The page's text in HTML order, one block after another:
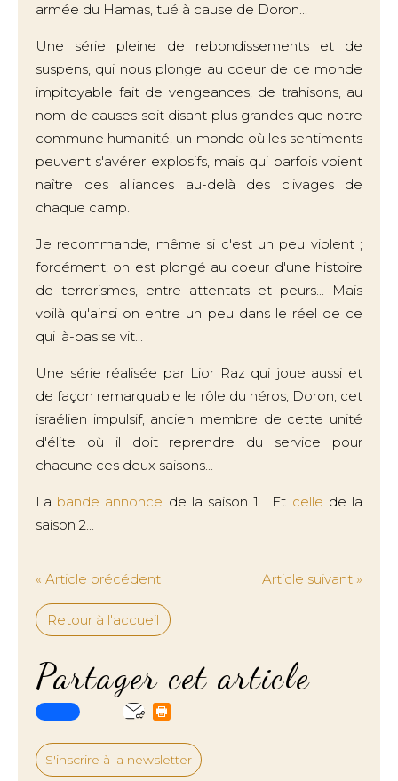
armée du Hamas, tué à cause de Doron...
Une série pleine de rebondissements et de
suspens, qui nous plonge au coeur de ce monde
impitoyable fait de vengeances, de trahisons, au
nom de causes soit disant plus grandes que notre
commune humanité, un monde où les sentiments
peuvent s'avérer explosifs, mais qui parfois voient
naître des alliances au-delà des clivages de
chaque camp.
Je recommande, même si c'est un peu violent ;
forcément, on est plongé au coeur d'une histoire
de terrorismes, entre attentats et peurs... Mais
voilà qu'ainsi on entre un peu dans le réel de ce
qui là-bas se vit...
Une série réalisée par Lior Raz qui joue aussi et
de façon remarquable le rôle du héros, Doron, cet
israélien impulsif, ancien membre de cette unité
d'élite où il doit reprendre du service pour
chacune ces deux saisons...
La bande annonce de la saison 1... Et celle de la
saison 2...
« Article précédent Article suivant »
Retour à l'accueil
Partager cet article
S'inscrire à la newsletter